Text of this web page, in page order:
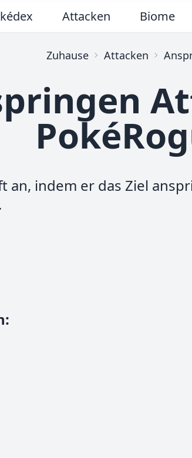
Attacken Biome
Zuhause Attacken
an, indem er das Ziel
: